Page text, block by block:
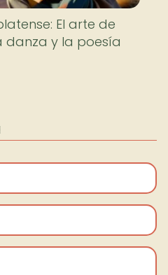
El arte de
danza y la poesía